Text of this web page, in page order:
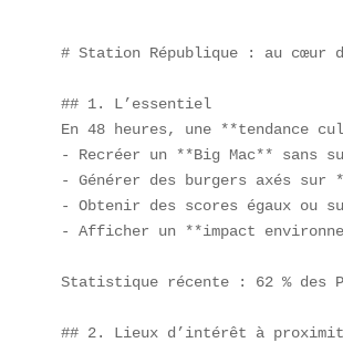
# Station République : au cœur
## 1. L’essentiel
En 48 heures, une **tendance
- Recréer un **Big Mac**
- Générer des burgers axés
- Obtenir des scores égaux ou
- Afficher un **impact
Statistique récente : 62 % des
## 2. Lieux d’intérêt à